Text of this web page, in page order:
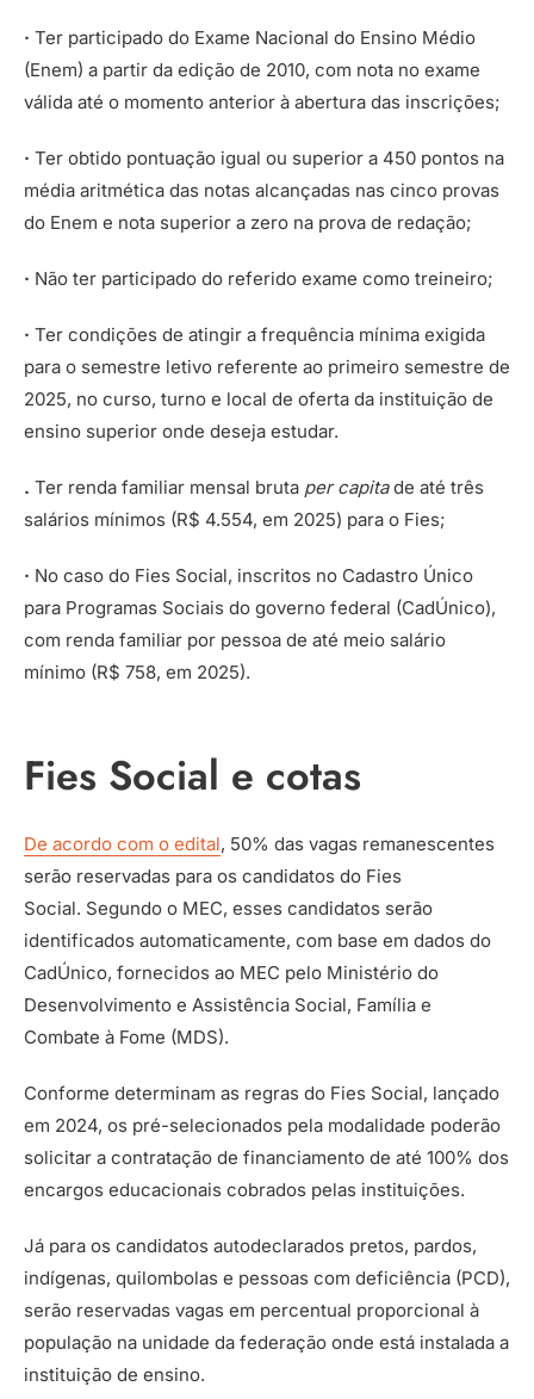
· Ter participado do Exame Nacional do Ensino Médio
(Enem) a partir da edição de 2010, com nota no exame
válida até o momento anterior à abertura das inscrições;
· Ter obtido pontuação igual ou superior a 450 pontos na
média aritmética das notas alcançadas nas cinco provas
do Enem e nota superior a zero na prova de redação;
· Não ter participado do referido exame como treineiro;
· Ter condições de atingir a frequência mínima exigida
para o semestre letivo referente ao primeiro semestre de
2025, no curso, turno e local de oferta da instituição de
ensino superior onde deseja estudar.
. Ter renda familiar mensal bruta per capitade até três
salários mínimos (R$ 4.554, em 2025) para o Fies;
· No caso do Fies Social, inscritos no Cadastro Único
para Programas Sociais do governo federal (CadÚnico),
com renda familiar por pessoa de até meio salário
mínimo (R$ 758, em 2025).
Fies Social e cotas
De acordo com o edital, 50% das vagas remanescentes
serão reservadas para os candidatos do Fies
Social. Segundo o MEC, esses candidatos serão
identificados automaticamente, com base em dados do
CadÚnico, fornecidos ao MEC pelo Ministério do
Desenvolvimento e Assistência Social, Família e
Combate à Fome (MDS).
Conforme determinam as regras do Fies Social, lançado
em 2024, os pré-selecionados pela modalidade poderão
solicitar a contratação de financiamento de até 100% dos
encargos educacionais cobrados pelas instituições.
Já para os candidatos autodeclarados pretos, pardos,
indígenas, quilombolas e pessoas com deficiência (PCD),
serão reservadas vagas em percentual proporcional à
população na unidade da federação onde está instalada a
instituição de ensino.